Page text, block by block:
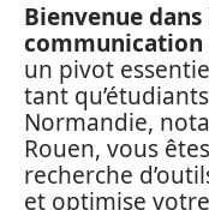
Bienvenue
un pivot
tant
Normandie,
Rouen, vous
recherche
et optimise votre